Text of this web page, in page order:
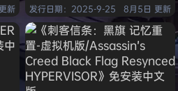
新
发行日期：2025-9-25
8月5日 更新